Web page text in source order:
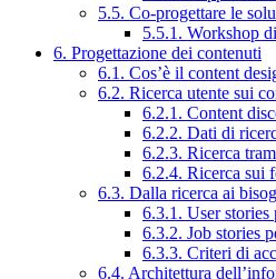
5.5. Co-progettare le
5.5.1. Workshop
6. Progettazione dei contenuti
6.1. Cos’è il content
6.2. Ricerca utente sui
6.2.1. Content
6.2.2. Dati di
6.2.3. Ricerca
6.2.4. Ricerca sui
6.3. Dalla ricerca ai
6.3.1. User
6.3.2. Job stories
6.3.3. Criteri di
6.4. Architettura